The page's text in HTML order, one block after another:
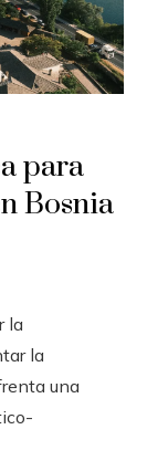
para
Bosnia
la
la
una